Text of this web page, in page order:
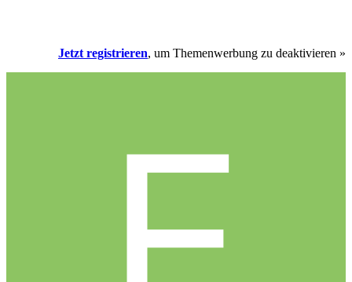
Jetzt registrieren, um Themenwerbung zu deaktivieren »